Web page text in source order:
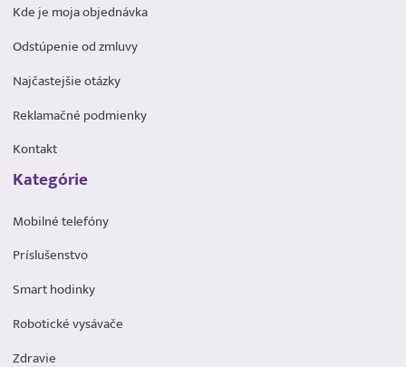
Kde je moja objednávka
Odstúpenie od zmluvy
Najčastejšie otázky
Reklamačné podmienky
Kontakt
Kategórie
Mobilné telefóny
Príslušenstvo
Smart hodinky
Robotické vysávače
Zdravie